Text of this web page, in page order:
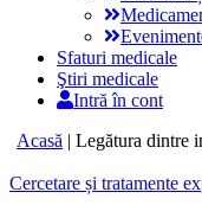
Sfaturi medicale
Ştiri medicale
Intră în cont
Acasă | Legătura dintre
Cercetare și tratamente